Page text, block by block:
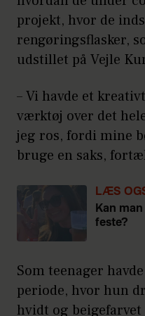
projekt, hvor de
rengøringsflasker,
udstillet på Vejle
– Vi havde et
værktøj over det
jeg ros, fordi mine
bruge en saks,
LÆS
Kan
feste?
Som teenager
periode, hvor hun
hvidt og